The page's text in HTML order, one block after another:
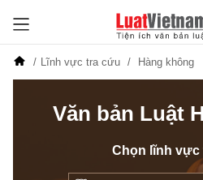
Lĩnh vực tra cứu Hàng không
Văn bản Luật
Chọn lĩnh vực